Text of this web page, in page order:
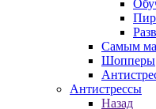
Самым
Шопперы
Антистрессы
Назад